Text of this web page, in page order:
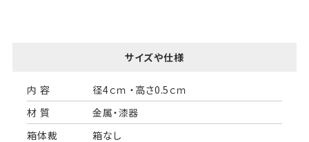
サイズや仕様
内 容
径4ｃｍ ・高さ0.5ｃｍ
材 質
金属・漆器
箱体裁
箱なし